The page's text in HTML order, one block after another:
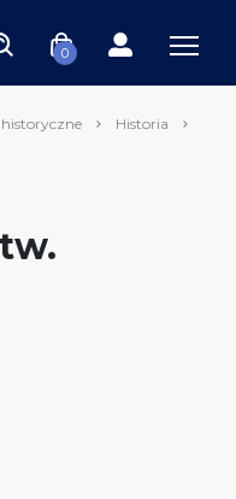
0
historyczne
Historia